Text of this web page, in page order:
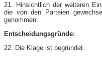
21. Hinsichtlich der weiteren
die von den Parteien
genommen.
Entscheidungsgründe:
22. Die Klage ist begründet.